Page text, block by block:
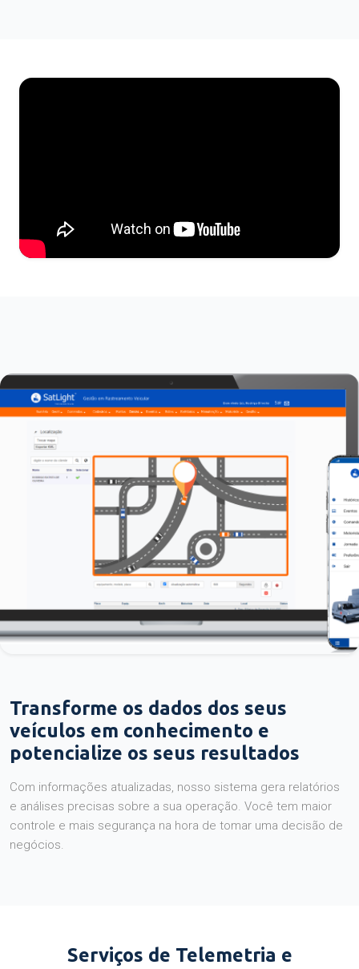
Transforme os dados dos seus
veículos em conhecimento e
potencialize os seus resultados
Com informações atualizadas, nosso sistema gera relatórios
e análises precisas sobre a sua operação. Você tem maior
controle e mais segurança na hora de tomar uma decisão de
negócios.
Serviços de Telemetria e